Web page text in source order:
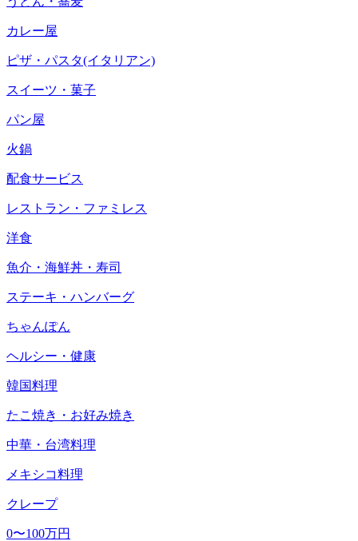
カレー屋
ピザ・パスタ(イタリアン)
スイーツ・菓子
パン屋
火鍋
配食サービス
レストラン・ファミレス
洋食
魚介・海鮮丼・寿司
ステーキ・ハンバーグ
ちゃんぽん
ヘルシー・健康
韓国料理
たこ焼き・お好み焼き
中華・台湾料理
メキシコ料理
クレープ
0〜100万円